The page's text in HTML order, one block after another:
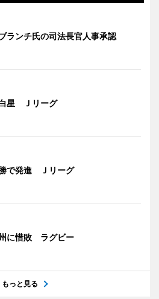
ランチ氏の司法長官人事承認
星 Ｊリーグ
で発進 Ｊリーグ
に惜敗 ラグビー
もっと見る